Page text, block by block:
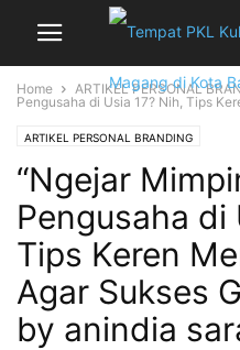
Home ARTIKEL PERSONAL
Pengusaha di Usia 17? Nih, Tips
ARTIKEL PERSONAL BRANDING
“Ngejar
Pengusaha di
Tips Keren
Agar Sukses
by anindia